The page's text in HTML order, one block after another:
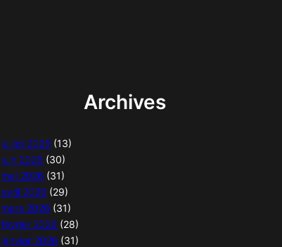
Archives
juillet 2026 (13)
juin 2026 (30)
mai 2026 (31)
avril 2026 (29)
mars 2026 (31)
février 2026 (28)
janvier 2026 (31)